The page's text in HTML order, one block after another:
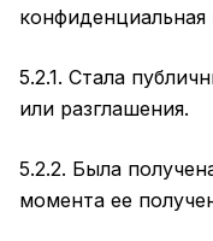
5.2.1. Стала
или разглашения.
5.2.2. Была
момента ее